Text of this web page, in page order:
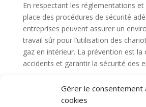
Gérer le consentement
cookies
En respectant les réglementations
place des procédures de sécurité
entreprises peuvent assurer un
travail sûr pour l’utilisation des
gaz en intérieur. La prévention est la
accidents et garantir la sécurité des